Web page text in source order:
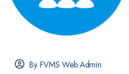
By FVMS Web Admin